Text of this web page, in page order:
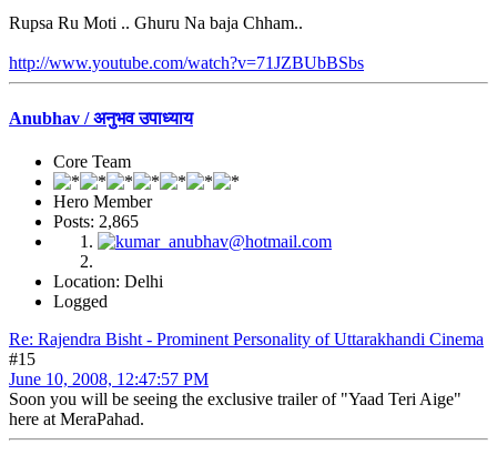
Rupsa Ru Moti .. Ghuru Na baja Chham..
http://www.youtube.com/watch?v=71JZBUbBSbs
Anubhav / अनुभव उपाध्याय
Core Team
Hero Member
Posts: 2,865
Location: Delhi
Logged
Re: Rajendra Bisht - Prominent Personality of Uttarakhandi Cinema
#15
June 10, 2008, 12:47:57 PM
Soon you will be seeing the exclusive trailer of "Yaad Teri Aige"
here at MeraPahad.